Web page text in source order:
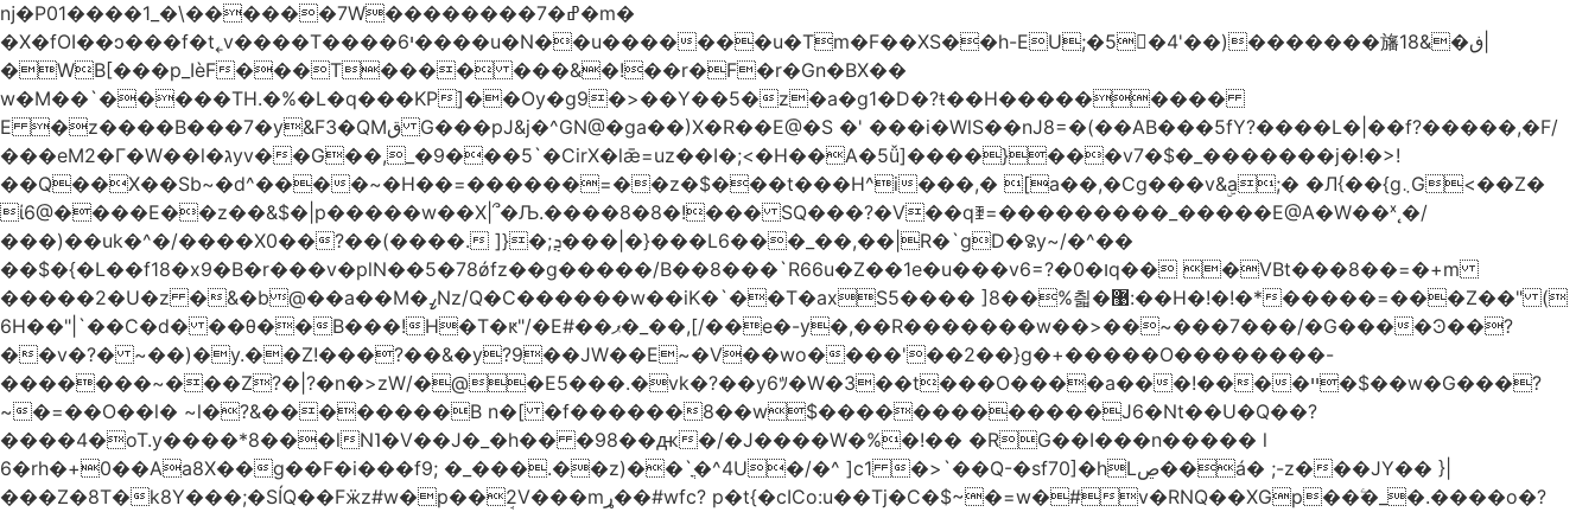
ǌ�P01����1_�\������7W��������ߝ�7�m�
�X�fOI��ͻ���f�t˿v����T����י6����u�N��u�������u�Tm�F��XS��h-EU;�5�4'��)�������旛ڧ�&18|
�WB[���p_IѐF���T���� ���&�!��r�F�r�Gn�BX��
w�M��`�����TH.�%�L�q���KP]��Oy�g9�>��Y��5�z�a�g1�D�?ŧ��H���������
E �z����B���7�y&F3�QMق G���pJ&j�^GN@�ga��)X�R��E@�S �' ���i�WlS��nJ8=�(��AB���5fY?����L�|��f?�����,�F/
���eM2�Γ�W��l�גyv��G��,_�9���5`�CirX�lǣ=uz��I�;<�H��A�5ǚ]����}���v7�$�_�������j�!�>!
��Q��X��Sb~�d^����~�H��=������=��z�$���t���H^i���,� [a��,�Cg���v&ۣa;� �Л{��{g܆G<��Z�
ί6@����E��z��&$�|p�����w��X|՞�Љ.����8�8�!��� SQ���?�V��qꄿ=���������_�����E@A�W��ˣ˛�/
���)��uk�^�/����X0��?��(����. ]}�;ܯ���|�}���L6���_��,��|R�`gD�꯲y~/�^��
��$�{�L��f18�x9�B�r���v�plN��5�78ǿfz��g�����/B��8 ���`R66u�Z� �1e�u���v6=?�0�וq�� �VBt���8��=�+m
�����2�U�z �&�b@��a��M�ߨNz/Q�C������w��iK�`��T�axS5���� ]8��%칇�޹:��H�!�!�*�����=���Z��" (
6H��"|`��C�d� ��θ��B���!H�T�ԟ"/�E#��ޕ�_��,[/��e�-y�,��R�������w��>��~���7���/�G����Ͽ��?
��v�?� ~��)�y.��Z!���?��&�y?9��JW��E~�V��wo����'��2��}g�+�����O��������-
�������~���Z?�|?�n�>zW/�@�E5���.�vk�?��y6ﾂ�W�3��t���O����a���!����ײ �$��w�G���?
~�=��O��l� ~l�?&��������B n�[ �f������8��w$�������������J6�Nt��U�Q��?
����4�oT.y����*8���lN˥�V��J�_�h�� �98��ԫ�/�J����W�%�!�� �RG��I���n����� l
6�rh�+0��Aa8X��g��F�i���f9; �_���.��z)��`ֳ�^4U�/�^ ]c1 �>`��Q-�sf70]�hLڝ��á� ;-z���JY�� }|
���Z�8T�k8Y���;�SÍQ��Fӝz#w�p��ܱ2V���mړ��#wfc? p�t{�cICo:u��Tj�C�$~�=w�#v�RNQ��XGp��ۧ�_�.����o�?